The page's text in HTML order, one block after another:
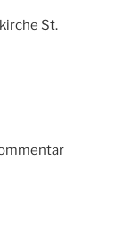
St.